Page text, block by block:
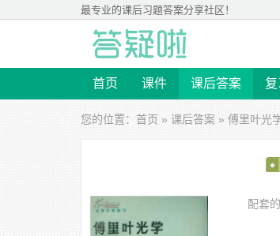
最专业的课后习题答案分享社区！
首页 课件 课后答案 复
您的位置： 首页 » 课后答案 » 傅里叶光
配套